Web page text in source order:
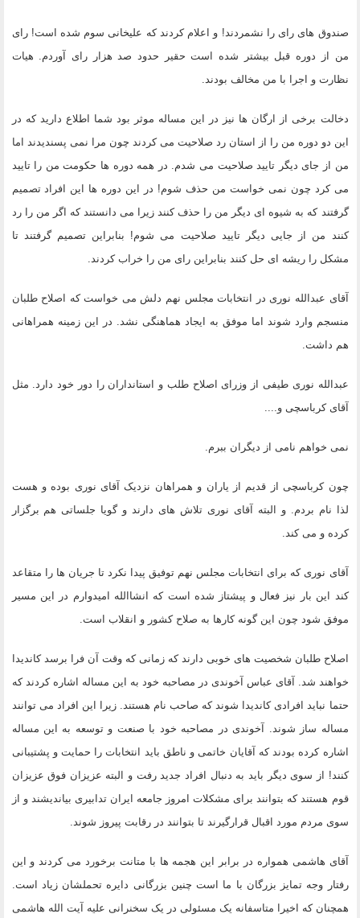
صندوق های رای را نشمردند! و اعلام کردند که علیخانی سوم شده است! رای
من از دوره قبل بیشتر شده است حقیر حدود صد هزار رای آوردم. هیات
نظارت و اجرا با من مخالف بودند.
دخالت برخی از ارگان ها نیز در این مساله موثر بود شما اطلاع دارید که در
این دو دوره من را از استان رد صلاحیت می کردند چون مرا نمی پسندیدند اما
من از جای دیگر تایید صلاحیت می شدم. در همه دوره ها حکومت من را تایید
می کرد چون نمی خواست من حذف شوم! در این دوره ها این افراد تصمیم
گرفتند که به شیوه ای دیگر من را حذف کنند زیرا می دانستند که اگر من را رد
کنند من از جایی دیگر تایید صلاحیت می شوم! بنابراین تصمیم گرفتند تا
مشکل را ریشه ای حل کنند بنابراین رای من را خراب کردند.
آقای عبدالله نوری در انتخابات مجلس نهم دلش می خواست که اصلاح طلبان
منسجم وارد شوند اما موفق به ایجاد هماهنگی نشد. در این زمینه همراهانی
هم داشت.
عبدالله نوری طیفی از وزرای اصلاح طلب و استانداران را دور خود دارد. مثل
آقای کرباسچی و....
نمی خواهم نامی از دیگران ببرم.
چون کرباسچی از قدیم از یاران و همراهان نزدیک آقای نوری بوده و هست
لذا نام بردم. و البته آقای نوری تلاش های دارند و گویا جلساتی هم برگزار
کرده و می کند.
آقای نوری که برای انتخابات مجلس نهم توفیق پیدا نکرد تا جریان ها را متقاعد
کند این بار نیز فعال و پیشتاز شده است که انشاالله امیدوارم در این مسیر
موفق شود چون این گونه کارها به صلاح کشور و انقلاب است.
اصلاح طلبان شخصیت های خوبی دارند که زمانی که وقت آن فرا برسد کاندیدا
خواهند شد. آقای عباس آخوندی در مصاحبه خود به این مساله اشاره کردند که
حتما نباید افرادی کاندیدا شوند که صاحب نام هستند. زیرا این افراد می توانند
مساله ساز شوند. آخوندی در مصاحبه خود با صنعت و توسعه به این مساله
اشاره کرده بودند که آقایان خاتمی و ناطق باید انتخابات را حمایت و پشتیبانی
کنند! از سوی دیگر باید به دنبال افراد جدید رفت و البته عزیزان فوق عزیزان
قوم هستند که بتوانند برای مشکلات امروز جامعه ایران تدابیری بیاندیشند و از
سوی مردم مورد اقبال قرارگیرند تا بتوانند در رقابت پیروز شوند.
آقای هاشمی همواره در برابر این هجمه ها با متانت برخورد می کردند و این
رفتار وجه تمایز بزرگان با ما است چنین بزرگانی دایره تحملشان زیاد است.
همچنان که اخیرا متاسفانه یک مسئولی در یک سخنرانی علیه آیت الله هاشمی